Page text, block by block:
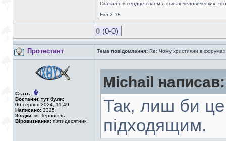
Сказал я в сердце своем о сынах человеческих,
Екл.3:18
0 (0-0)
Протестант Тема повідомлення: Re: Чому християни в форумах
Стать:
Востаннє тут були:
06 серпня 2024, 11:49
Написано: 3325
Звідки: м. Тернопіль
Віровизнання: п'ятидесятник
Michail написав:
Так, лиш би
підходящим.